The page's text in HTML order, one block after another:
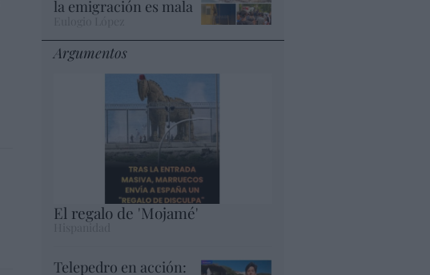
la emigración es mala
Argumentos
El regalo de 'Mojamé'
Telepedro en acción: